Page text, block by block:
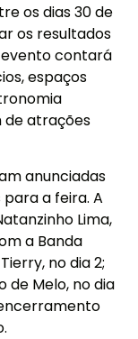
os dias 30 de
os resultados
evento contará
espaços
de atrações
anunciadas
a feira. A
Lima,
a Banda
no dia 2;
de Melo, no dia